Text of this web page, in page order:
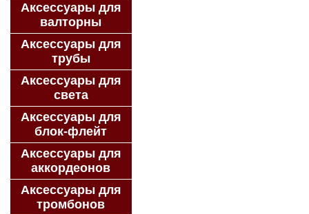
Аксессуары для
валторны
Аксессуары для
трубы
Аксессуары для
света
Аксессуары для
блок-флейт
Аксессуары для
аккордеонов
Аксессуары для
тромбонов